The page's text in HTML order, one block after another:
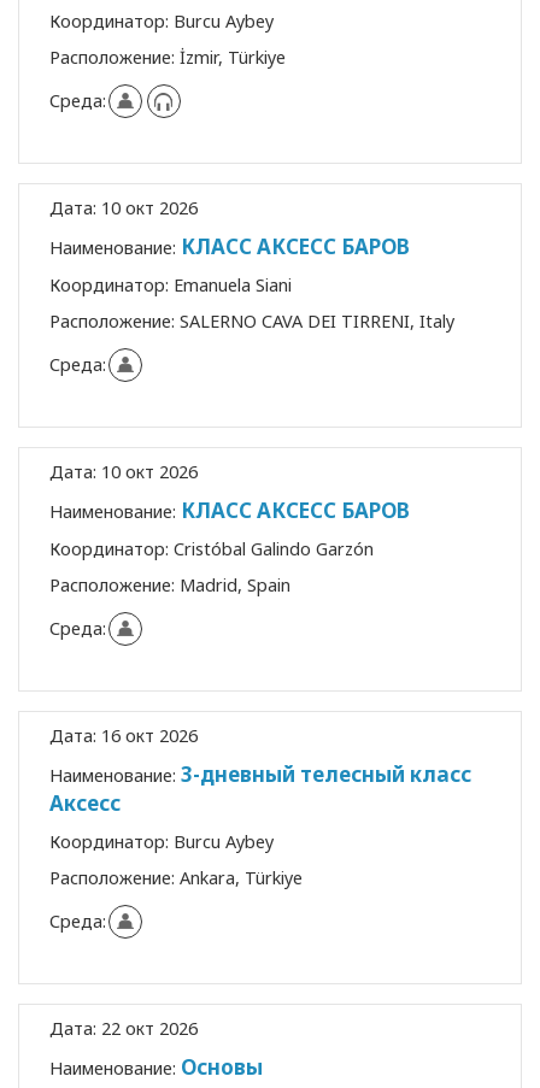
Координатор: Burcu Aybey
Расположение: İzmir, Türkiye
Среда:
Дата: 10 окт 2026
Наименование: КЛАСС АКСЕСС БАРОВ
Координатор: Emanuela Siani
Расположение: SALERNO CAVA DEI TIRRENI, Italy
Среда:
Дата: 10 окт 2026
Наименование: КЛАСС АКСЕСС БАРОВ
Координатор: Cristóbal Galindo Garzón
Расположение: Madrid, Spain
Среда:
Дата: 16 окт 2026
Наименование: 3-дневный телесный класс
Аксесс
Координатор: Burcu Aybey
Расположение: Ankara, Türkiye
Среда:
Дата: 22 окт 2026
Наименование: Основы